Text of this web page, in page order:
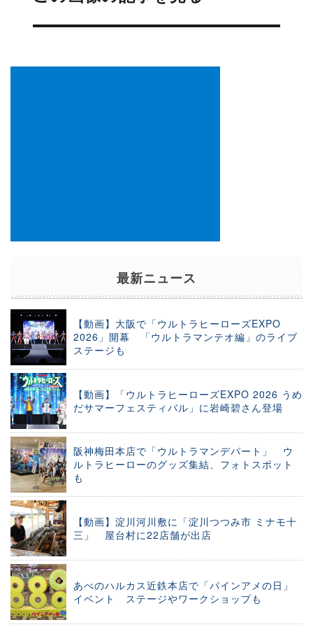
ビ
ー
最新ニュース
【動画】大阪で「ウルトラヒーローズEXPO
2026」開幕 「ウルトラマンテオ編」のライブ
ステージも
【動画】「ウルトラヒーローズEXPO 2026 うめ
だサマーフェスティバル」に岩崎碧さん登場
阪神梅田本店で「ウルトラマンデパート」 ウ
ルトラヒーローのグッズ集結、フォトスポット
も
【動画】淀川河川敷に「淀川つつみ市 ミナモ十
三」 屋台村に22店舗が出店
あべのハルカス近鉄本店で「パインアメの日」
イベント ステージやワークショップも